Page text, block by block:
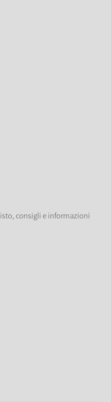
consigli e informazioni